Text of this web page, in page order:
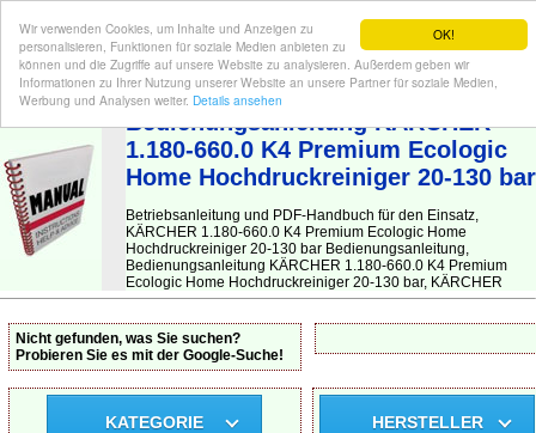
OK!
Wir verwenden Cookies, um Inhalte und Anzeigen zu
personalisieren, Funktionen für soziale Medien anbieten zu
können und die Zugriffe auf unsere Website zu analysieren. Außerdem geben wir
Informationen zu Ihrer Nutzung unserer Website an unsere Partner für soziale Medien,
Werbung und Analysen weiter. Details ansehen
BEDIENUNGSANLEITUNG| Hier finden Sie die deutsche Anleitung!
Bedienungsanleitung KÄRCHER
1.180-660.0 K4 Premium Ecologic
Home Hochdruckreiniger 20-130 bar
Betriebsanleitung und PDF-Handbuch für den Einsatz,
KÄRCHER 1.180-660.0 K4 Premium Ecologic Home
Hochdruckreiniger 20-130 bar Bedienungsanleitung,
Bedienungsanleitung KÄRCHER 1.180-660.0 K4 Premium
Ecologic Home Hochdruckreiniger 20-130 bar, KÄRCHER
Nicht gefunden, was Sie suchen?
Probieren Sie es mit der Google-Suche!
KATEGORIE HERSTELLER